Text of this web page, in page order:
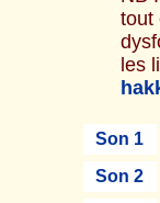
tout
les
Son 1
Son 2